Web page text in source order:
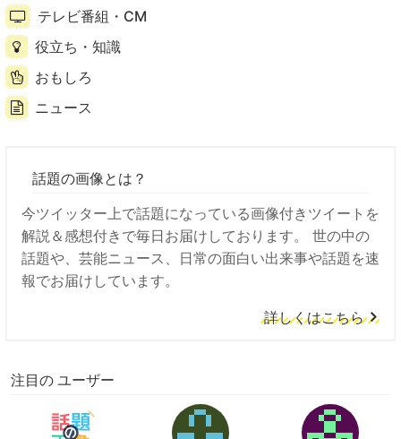
テレビ番組・CM
役立ち・知識
おもしろ
ニュース
話題の画像とは？
今ツイッター上で話題になっている画像付きツイートを
解説＆感想付きで毎日お届けしております。 世の中の
話題や、芸能ニュース、日常の面白い出来事や話題を速
報でお届けしています。
詳しくはこちら
注目の ユーザー